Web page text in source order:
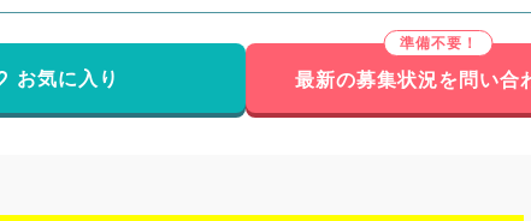
お気に入り 最新の募集状況を問い合